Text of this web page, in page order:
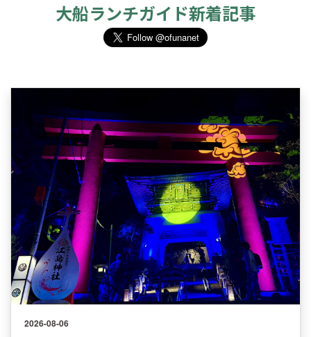
大船ランチガイド新着記事
2026-08-06